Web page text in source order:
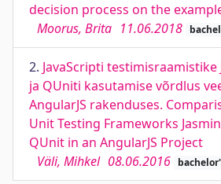
decision process on the
Moorus, Brita 11.06.2018
2. JavaScripti testimisraamistike
ja QUniti kasutamise võrdlus
AngularJS rakenduses.
Unit Testing Frameworks
QUnit in an AngularJS Project
Väli, Mihkel 08.06.2016